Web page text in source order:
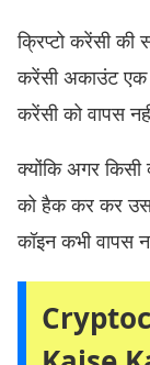
क्रिप्टो करेंसी
करेंसी अकाउंट एक
करेंसी को वापस
क्योंकि अगर
को हैक कर कर
कॉइन कभी वापस